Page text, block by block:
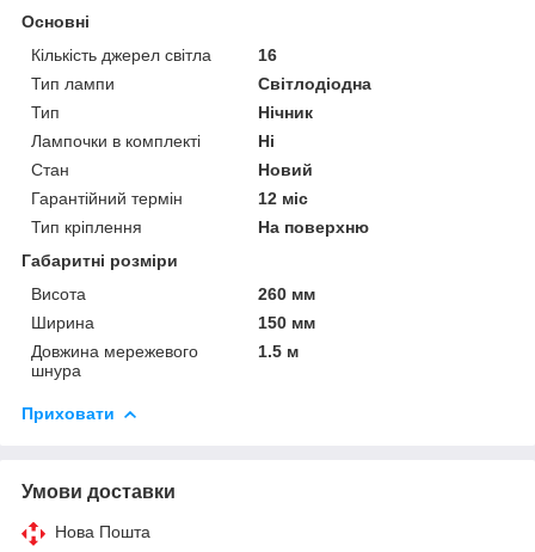
Основні
Кількість джерел світла
16
Тип лампи
Світлодіодна
Тип
Нічник
Лампочки в комплекті
Ні
Стан
Новий
Гарантійний термін
12 міс
Тип кріплення
На поверхню
Габаритні розміри
Висота
260 мм
Ширина
150 мм
Довжина мережевого
шнура
1.5 м
Приховати
Умови доставки
Нова Пошта